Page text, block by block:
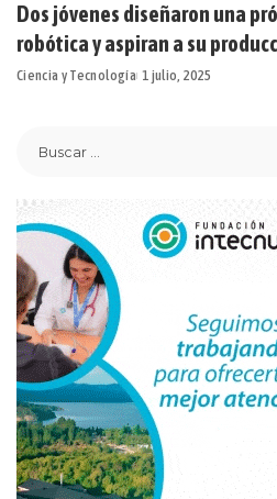
Dos jóvenes diseñaron una
robótica y aspiran a su
Ciencia y Tecnología 1 julio, 2025